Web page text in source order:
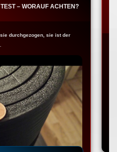
– WORAUF ACHTEN?
durchgezogen, sie ist der